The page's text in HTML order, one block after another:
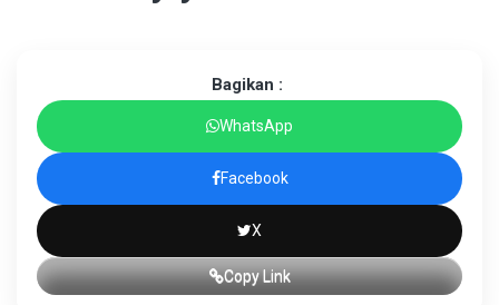
Bagikan :
WhatsApp
Facebook
X
Copy Link